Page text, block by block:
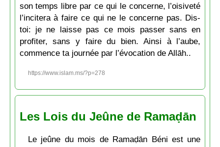
son temps libre par ce qui le concerne, l’oisiveté
l’incitera à faire ce qui ne le concerne pas. Dis-
toi: je ne laisse pas ce mois passer sans en
profiter, sans y faire du bien. Ainsi à l’aube,
commence ta journée par l’évocation de Allāh..
https://www.islam.ms/?p=278
Les Lois du Jeûne de Ramaḍān
Le jeûne du mois de Ramaḍān Béni est une